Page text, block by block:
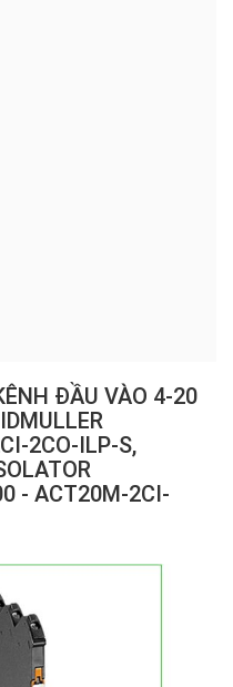
ĐẦU VÀO 4-20
2CO-ILP-S,
- ACT20M-2CI-